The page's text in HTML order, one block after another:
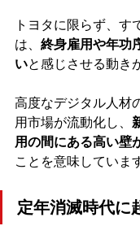
トヨタに限らず、す
は、 終身雇用や年功
いと感じさせる動き
高度なデジタル人材
用市場が流動化し、
用の間にある高い壁
ことを意味していま
定年消滅時代に